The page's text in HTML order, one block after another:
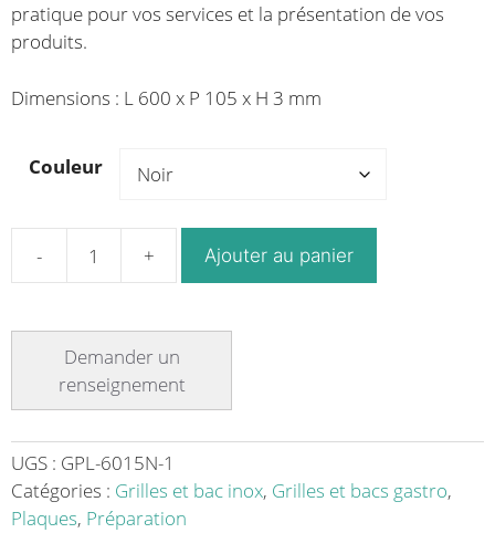
pratique pour vos services et la présentation de vos
produits.
Dimensions : L 600 x P 105 x H 3 mm
Couleur
quantité
de
présentation
format
plexiglas
600
Ajouter au panier
UGS : GPL-6015N-1
Catégories : Grilles et bac inox, Grilles et bacs gastro,
Plaques, Préparation